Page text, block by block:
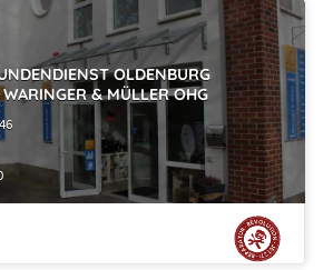
OLDENBURG
& MÜLLER OHG